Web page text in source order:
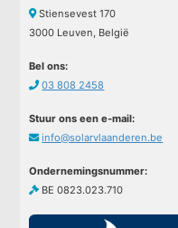
Stiensevest 170
3000 Leuven, België
Bel ons:
03 808 2458
Stuur ons een e-mail:
info@solarvlaanderen.be
Ondernemingsnummer:
BE 0823.023.710